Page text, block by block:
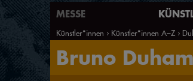
MESSE
Künstler*innen Künstler*innen A–Z
Bruno